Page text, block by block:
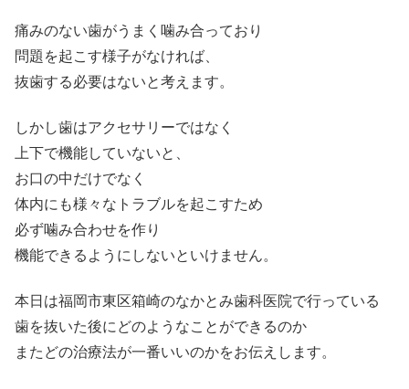
痛みのない歯がうまく噛み合っており
問題を起こす様子がなければ、
抜歯する必要はないと考えます。
しかし歯はアクセサリーではなく
上下で機能していないと、
お口の中だけでなく
体内にも様々なトラブルを起こすため
必ず噛み合わせを作り
機能できるようにしないといけません。
本日は福岡市東区箱崎のなかとみ歯科医院で行っている
歯を抜いた後にどのようなことができるのか
またどの治療法が一番いいのかをお伝えします。